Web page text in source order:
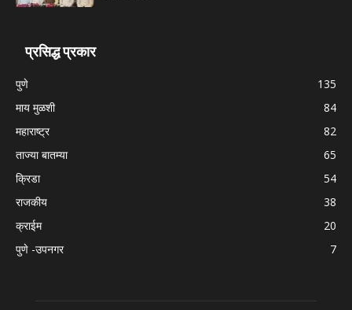
प्रसिद्ध प्रकार
पुणे
135
माय मुळशी
84
महाराष्ट्र
82
ताज्या बातम्या
65
क्रिडा
54
राजकीय
38
क्राईम
20
पुणे -उपनगर
7